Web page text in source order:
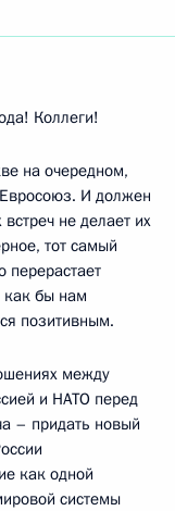
Коллеги!
на очередном,
И должен
не делает их
тот самый
перерастает
как бы нам
позитивным.
между
и НАТО перед
– придать новый
как одной
системы